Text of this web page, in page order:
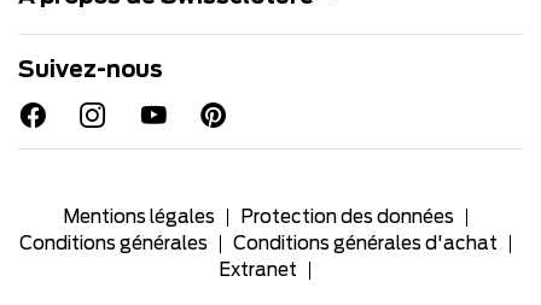
Suivez-nous
Mentions légales
Protection des données
Conditions générales
Conditions générales d'achat
Extranet